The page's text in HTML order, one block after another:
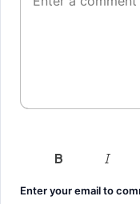
Enter your email to